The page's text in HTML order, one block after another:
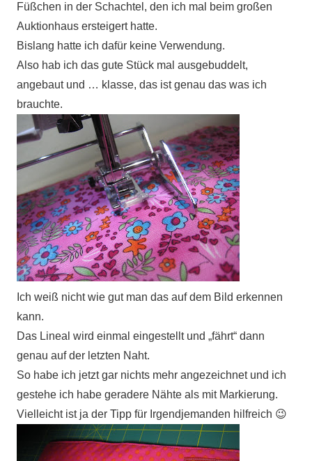
Füßchen in der Schachtel, den ich mal beim großen
Auktionhaus ersteigert hatte.
Bislang hatte ich dafür keine Verwendung.
Also hab ich das gute Stück mal ausgebuddelt,
angebaut und … klasse, das ist genau das was ich
brauchte.
Ich weiß nicht wie gut man das auf dem Bild erkennen
kann.
Das Lineal wird einmal eingestellt und „fährt“ dann
genau auf der letzten Naht.
So habe ich jetzt gar nichts mehr angezeichnet und ich
gestehe ich habe geradere Nähte als mit Markierung.
Vielleicht ist ja der Tipp für Irgendjemanden hilfreich 😉